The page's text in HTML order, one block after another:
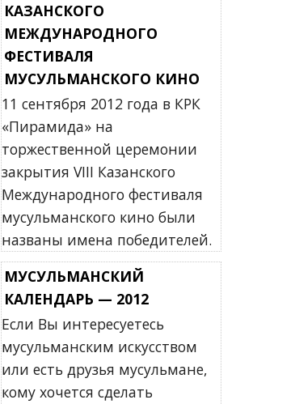
КАЗАНСКОГО
МЕЖДУНАРОДНОГО
ФЕСТИВАЛЯ
МУСУЛЬМАНСКОГО КИНО
11 сентября 2012 года в КРК
«Пирамида» на
торжественной церемонии
закрытия VIII Казанского
Международного фестиваля
мусульманского кино были
названы имена победителей.
МУСУЛЬМАНСКИЙ
КАЛЕНДАРЬ — 2012
Если Вы интересуетесь
мусульманским искусством
или есть друзья мусульмане,
кому хочется сделать